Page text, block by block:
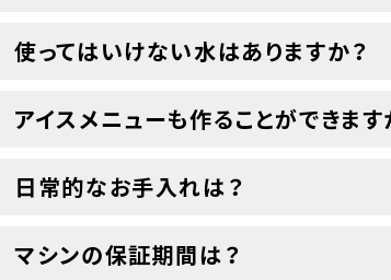
使ってはいけない水はありますか？
アイスメニューも作ることができます
日常的なお手入れは？
マシンの保証期間は？